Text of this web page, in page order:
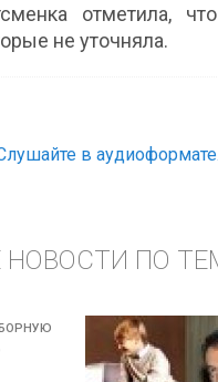
отметила,
не уточняла.
в аудиоформате.
НОВОСТИ ПО